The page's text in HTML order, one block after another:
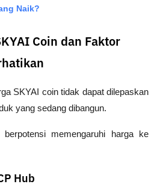
Naik?
Coin dan Faktor
SKYAI coin tidak dapat dilepaskan
yang sedang dibangun.
memengaruhi harga ke
Hub